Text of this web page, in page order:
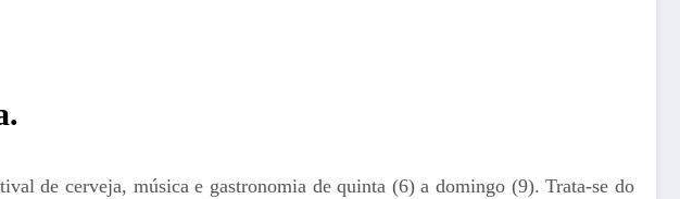
de cerveja, música e gastronomia de quinta (6) a domingo (9). Trata-se do